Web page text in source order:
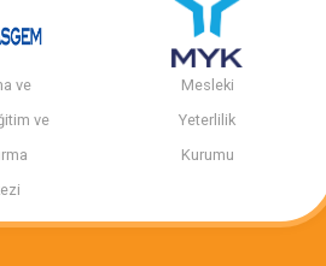
ve
ve
Mesleki
Yeterlilik
Kurumu